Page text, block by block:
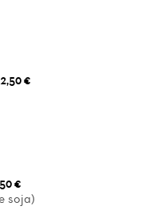
2,50 €
€
soja)